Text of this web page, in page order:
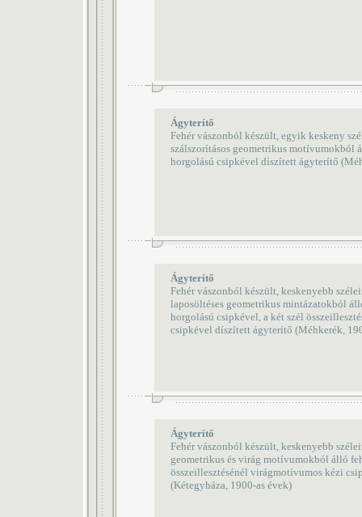
Ágyterítő
Fehér vászonból készült, egyik keskeny
szálszorításos geometrikus motívumokból
horgolású csipkével díszített ágyterítő
Ágyterítő
Fehér vászonból készült, keskenyebb
laposöltéses geometrikus mintázatokból
horgolású csipkével, a két szél
csipkével díszített ágyterítő (Méhkerék,
Ágyterítő
Fehér vászonból készült, keskenyebb
geometrikus és virág motívumokból álló
összeillesztésénél virágmotívumos kézi
(Kétegyháza, 1900-as évek)